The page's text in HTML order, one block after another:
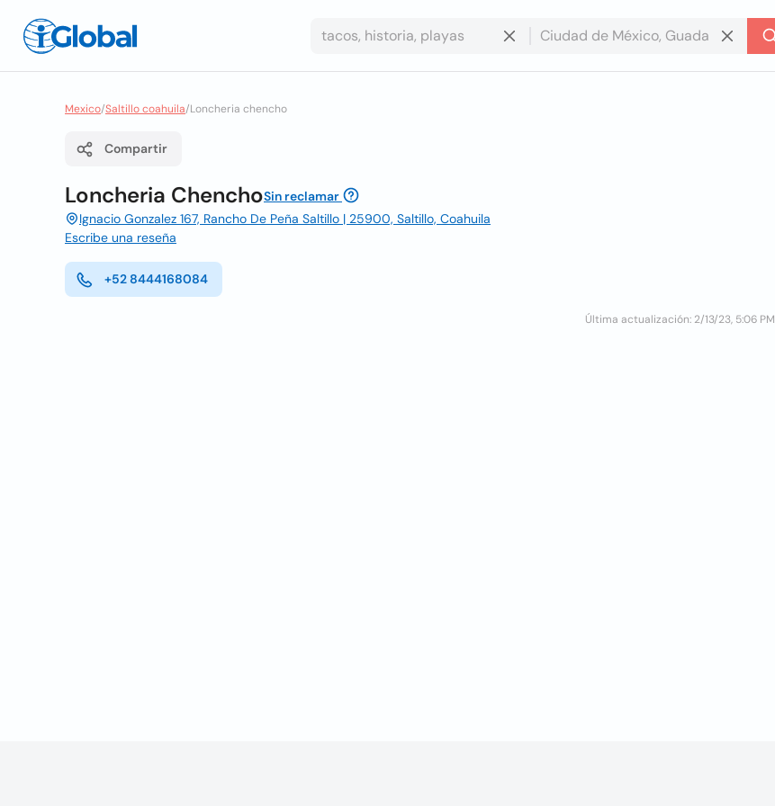
Mexico/Saltillo coahuila/Loncheria chencho
Compartir
Loncheria ChenchoSin reclamar
Ignacio Gonzalez 167, Rancho De Peña Saltillo | 25900, Saltillo, Coahuila
Escribe una reseña
+52 8444168084
Última actualización: 2/13/23, 5:06 PM